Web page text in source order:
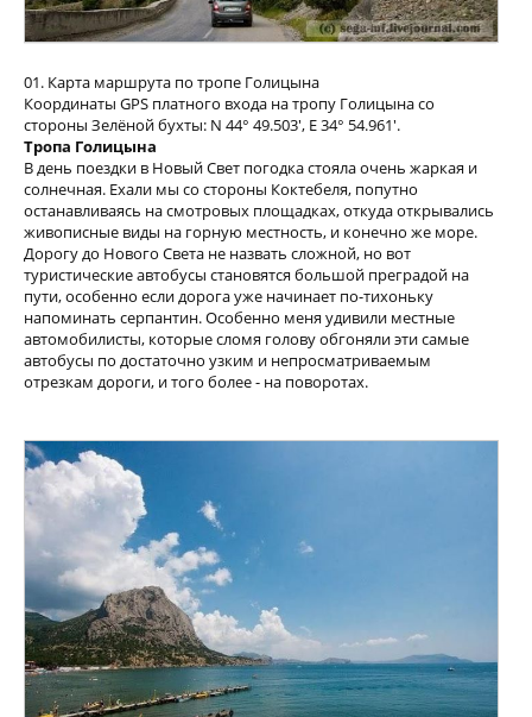
01. Карта маршрута по тропе Голицына
Координаты GPS платного входа на тропу Голицына со
стороны Зелёной бухты: N 44° 49.503', E 34° 54.961'.
Тропа Голицына
В день поездки в Новый Свет погодка стояла очень жаркая и
солнечная. Ехали мы со стороны Коктебеля, попутно
останавливаясь на смотровых площадках, откуда открывались
живописные виды на горную местность, и конечно же море.
Дорогу до Нового Света не назвать сложной, но вот
туристические автобусы становятся большой преградой на
пути, особенно если дорога уже начинает по-тихоньку
напоминать серпантин. Особенно меня удивили местные
автомобилисты, которые сломя голову обгоняли эти самые
автобусы по достаточно узким и непросматриваемым
отрезкам дороги, и того более - на поворотах.